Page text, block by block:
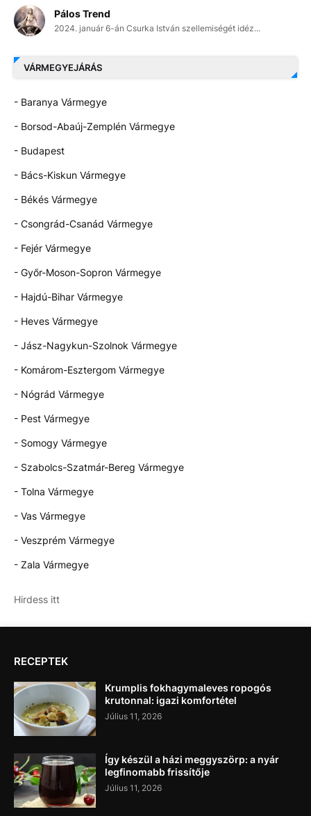
Pálos Trend
2024. január 6-án Csurka István szellemiségét idéz...
VÁRMEGYEJÁRÁS
- Baranya Vármegye
- Borsod-Abaúj-Zemplén Vármegye
- Budapest
- Bács-Kiskun Vármegye
- Békés Vármegye
- Csongrád-Csanád Vármegye
- Fejér Vármegye
- Győr-Moson-Sopron Vármegye
- Hajdú-Bihar Vármegye
- Heves Vármegye
- Jász-Nagykun-Szolnok Vármegye
- Komárom-Esztergom Vármegye
- Nógrád Vármegye
- Pest Vármegye
- Somogy Vármegye
- Szabolcs-Szatmár-Bereg Vármegye
- Tolna Vármegye
- Vas Vármegye
- Veszprém Vármegye
- Zala Vármegye
Hirdess itt
RECEPTEK
Krumplis fokhagymaleves ropogós
krutonnal: igazi komfortétel
Július 11, 2026
Így készül a házi meggyszörp: a nyár
legfinomabb frissítője
Július 11, 2026